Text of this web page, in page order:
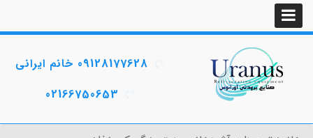
09128177628 خانم ایرانی
02166750653